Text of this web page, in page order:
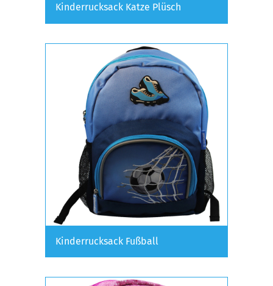
Kinderrucksack Katze Plüsch
Kinderrucksack Fußball